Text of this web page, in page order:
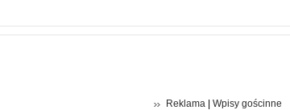
Reklama| Wpisy gościnne